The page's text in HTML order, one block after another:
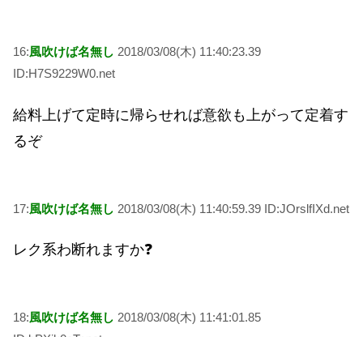
16:風吹けば名無し 2018/03/08(木) 11:40:23.39
ID:H7S9229W0.net
給料上げて定時に帰らせれば意欲も上がって定着す
るぞ
17:風吹けば名無し 2018/03/08(木) 11:40:59.39 ID:JOrslfIXd.net
レク系わ断れますか❓
18:風吹けば名無し 2018/03/08(木) 11:41:01.85